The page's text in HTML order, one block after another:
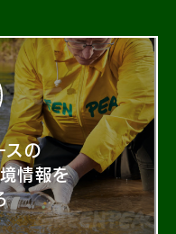
スの
情報を